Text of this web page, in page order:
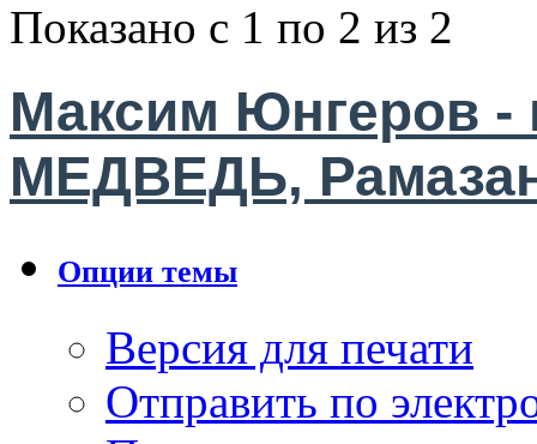
Показано с 1 по 2 из 2
Максим Юнгеров -
МЕДВЕДЬ,
Опции темы
Версия для печати
Отправить по